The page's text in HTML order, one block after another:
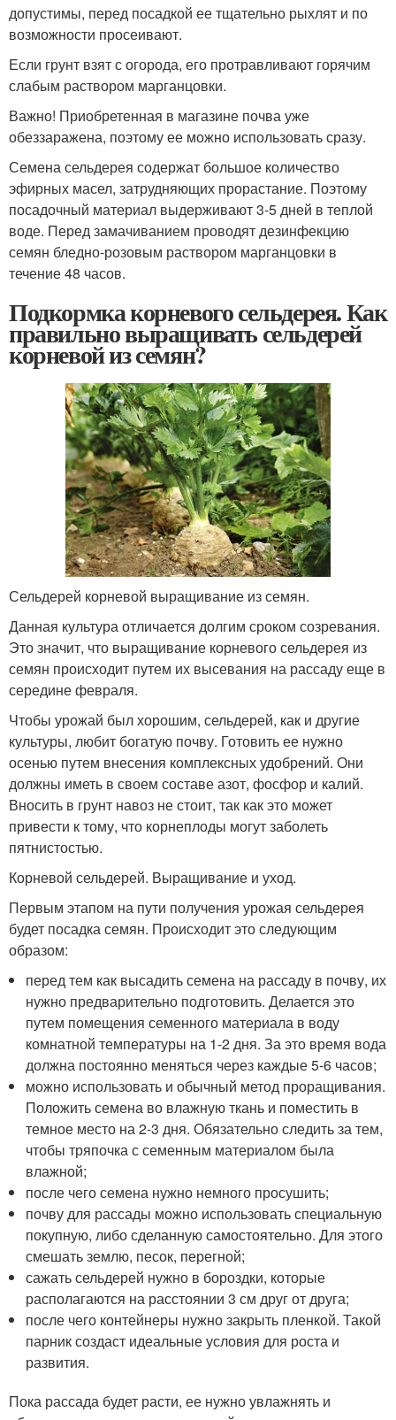
допустимы, перед посадкой ее тщательно рыхлят и по
возможности просеивают.
Если грунт взят с огорода, его протравливают горячим
слабым раствором марганцовки.
Важно! Приобретенная в магазине почва уже
обеззаражена, поэтому ее можно использовать сразу.
Семена сельдерея содержат большое количество
эфирных масел, затрудняющих прорастание. Поэтому
посадочный материал выдерживают 3-5 дней в теплой
воде. Перед замачиванием проводят дезинфекцию
семян бледно-розовым раствором марганцовки в
течение 48 часов.
Подкормка корневого сельдерея. Как
правильно выращивать сельдерей
корневой из семян?
Сельдерей корневой выращивание из семян.
Данная культура отличается долгим сроком созревания.
Это значит, что выращивание корневого сельдерея из
семян происходит путем их высевания на рассаду еще в
середине февраля.
Чтобы урожай был хорошим, сельдерей, как и другие
культуры, любит богатую почву. Готовить ее нужно
осенью путем внесения комплексных удобрений. Они
должны иметь в своем составе азот, фосфор и калий.
Вносить в грунт навоз не стоит, так как это может
привести к тому, что корнеплоды могут заболеть
пятнистостью.
Корневой сельдерей. Выращивание и уход.
Первым этапом на пути получения урожая сельдерея
будет посадка семян. Происходит это следующим
образом:
перед тем как высадить семена на рассаду в почву, их
нужно предварительно подготовить. Делается это
путем помещения семенного материала в воду
комнатной температуры на 1-2 дня. За это время вода
должна постоянно меняться через каждые 5-6 часов;
можно использовать и обычный метод проращивания.
Положить семена во влажную ткань и поместить в
темное место на 2-3 дня. Обязательно следить за тем,
чтобы тряпочка с семенным материалом была
влажной;
после чего семена нужно немного просушить;
почву для рассады можно использовать специальную
покупную, либо сделанную самостоятельно. Для этого
смешать землю, песок, перегной;
сажать сельдерей нужно в бороздки, которые
располагаются на расстоянии 3 см друг от друга;
после чего контейнеры нужно закрыть пленкой. Такой
парник создаст идеальные условия для роста и
развития.
Пока рассада будет расти, ее нужно увлажнять и